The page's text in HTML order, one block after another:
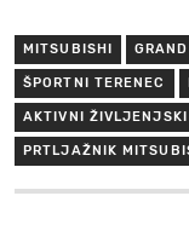
MITSUBISHI
ŠPORTNI TERENEC
AKTIVNI ŽIVLJENJSKI
PRTLJAŽNIK